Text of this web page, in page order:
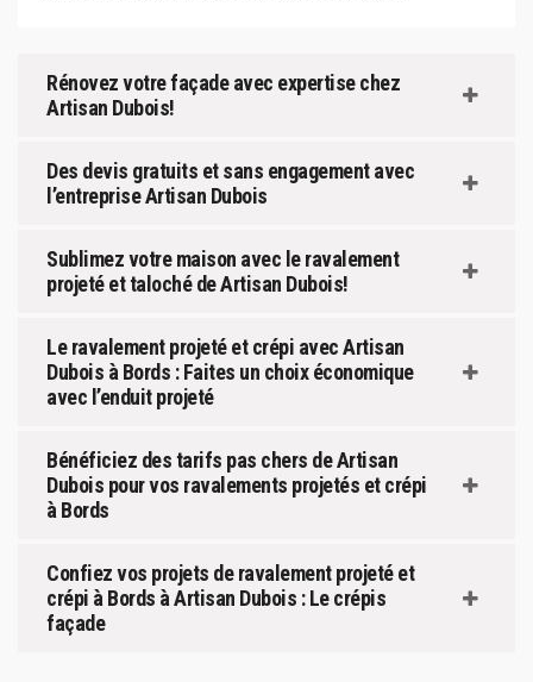
Rénovez votre façade avec expertise chez
Artisan Dubois!
Des devis gratuits et sans engagement avec
l’entreprise Artisan Dubois
Sublimez votre maison avec le ravalement
projeté et taloché de Artisan Dubois!
Le ravalement projeté et crépi avec Artisan
Dubois à Bords : Faites un choix économique
avec l’enduit projeté
Bénéficiez des tarifs pas chers de Artisan
Dubois pour vos ravalements projetés et crépi
à Bords
Confiez vos projets de ravalement projeté et
crépi à Bords à Artisan Dubois : Le crépis
façade